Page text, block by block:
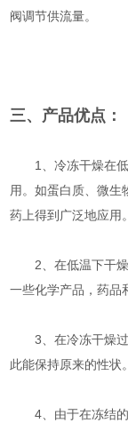
阀调节供流量。
三、产品优点：
1、冷冻干燥在低
用。如蛋白质、微生
药上得到广泛地应用。
2、在低温下干燥
一些化学产品，药品
3、在冷冻干燥过
此能保持原来的性状。
4、由于在冻结的